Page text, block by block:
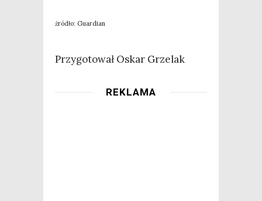
źró­dło: Guardian
Przy­go­to­wał Oskar Grzelak
REKLAMA